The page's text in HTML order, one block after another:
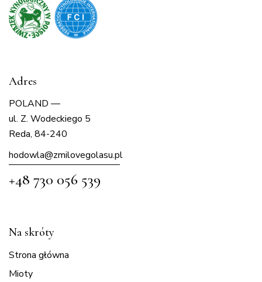
Adres
POLAND —
ul. Z. Wodeckiego 5
Reda, 84-240
hodowla@zmilovegolasu.pl
+48 730 056 539
Na skróty
Strona główna
Mioty